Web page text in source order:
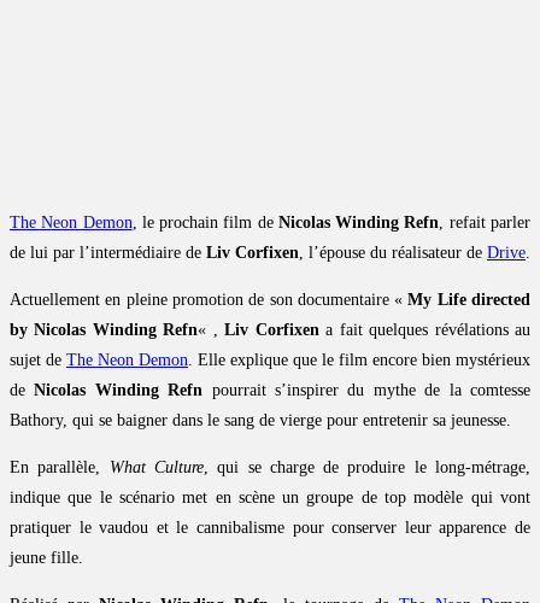
The Neon Demon, le prochain film de Nicolas Winding Refn, refait parler
de lui par l’intermédiaire de Liv Corfixen, l’épouse du réalisateur de Drive.
Actuellement en pleine promotion de son documentaire «My Life directed
by Nicolas Winding Refn« ,Liv Corfixena fait quelques révélations au
sujet de The Neon Demon. Elle explique que le film encore bien mystérieux
deNicolas Winding Refn pourrait s’inspirer du mythe de la comtesse
Bathory, qui se baigner dans le sang de vierge pour entretenir sa jeunesse.
En parallèle, What Culture, qui se charge de produire le long-métrage,
indique que le scénario met en scène un groupe de top modèle qui vont
pratiquer le vaudou et le cannibalisme pour conserver leur apparence de
jeune fille.